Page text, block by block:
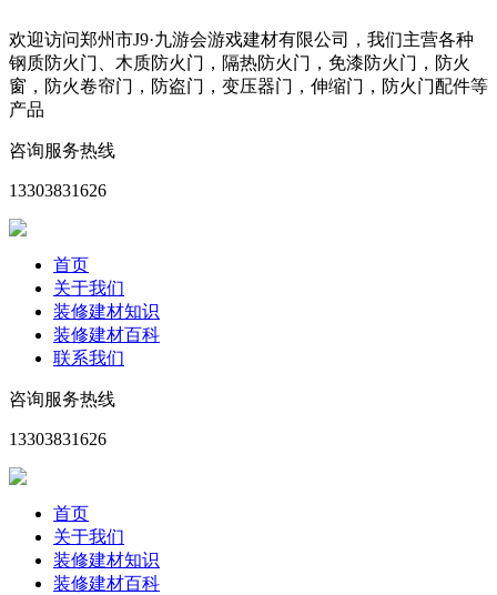
欢迎访问郑州市J9·九游会游戏建材有限公司，我们主营各种
钢质防火门、木质防火门，隔热防火门，免漆防火门，防火
窗，防火卷帘门，防盗门，变压器门，伸缩门，防火门配件等
产品
咨询服务热线
13303831626
首页
关于我们
装修建材知识
装修建材百科
联系我们
咨询服务热线
13303831626
首页
关于我们
装修建材知识
装修建材百科